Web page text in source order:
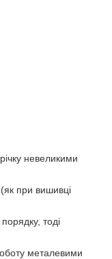
невеликими
при вишивці
тоді
металевими